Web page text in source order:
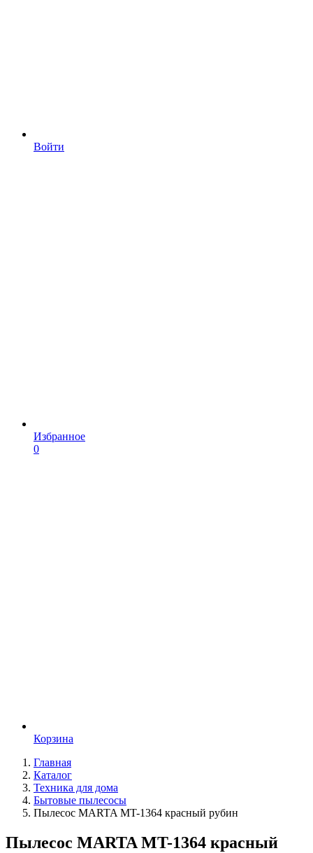
Войти
Избранное
0
Корзина
Главная
Каталог
Техника для дома
Бытовые пылесосы
Пылесос MARTA MT-1364 красный рубин
Пылесос MARTA MT-1364 красный